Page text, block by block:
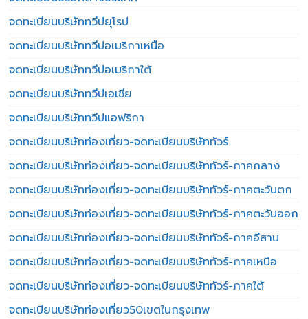
จดทะเบียนบริษัททวีปยุโรป
จดทะเบียนบริษัททวีปอเมริกาเหนือ
จดทะเบียนบริษัททวีปอเมริกาใต้
จดทะเบียนบริษัททวีปเอเชีย
จดทะเบียนบริษัททวีปแอฟริกา
จดทะเบียนบริษัทท่องเที่ยว-จดทะเบียนบริษัททัวร์
จดทะเบียนบริษัทท่องเที่ยว-จดทะเบียนบริษัททัวร์-ภาคกลาง
จดทะเบียนบริษัทท่องเที่ยว-จดทะเบียนบริษัททัวร์-ภาคตะวันตก
จดทะเบียนบริษัทท่องเที่ยว-จดทะเบียนบริษัททัวร์-ภาคตะวันออก
จดทะเบียนบริษัทท่องเที่ยว-จดทะเบียนบริษัททัวร์-ภาคอีสาน
จดทะเบียนบริษัทท่องเที่ยว-จดทะเบียนบริษัททัวร์-ภาคเหนือ
จดทะเบียนบริษัทท่องเที่ยว-จดทะเบียนบริษัททัวร์-ภาคใต้
จดทะเบียนบริษัทท่องเที่ยว50เขตในกรุงเทพ